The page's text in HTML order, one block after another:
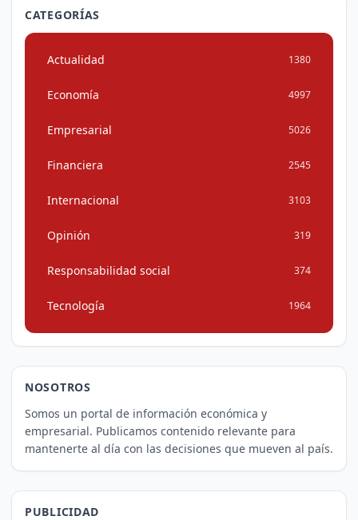
CATEGORÍAS
Actualidad 1380
Economía 4997
Empresarial 5026
Financiera 2545
Internacional 3103
Opinión 319
Responsabilidad social 374
Tecnología 1964
NOSOTROS
Somos un portal de información económica y
empresarial. Publicamos contenido relevante para
mantenerte al día con las decisiones que mueven al país.
PUBLICIDAD